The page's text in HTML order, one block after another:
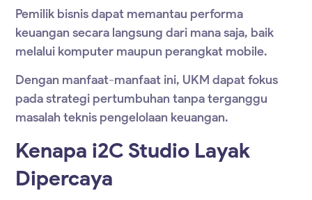
Pemilik bisnis dapat memantau performa
keuangan secara langsung dari mana saja, baik
melalui komputer maupun perangkat mobile.
Dengan manfaat-manfaat ini, UKM dapat fokus
pada strategi pertumbuhan tanpa terganggu
masalah teknis pengelolaan keuangan.
Kenapa i2C Studio Layak
Dipercaya